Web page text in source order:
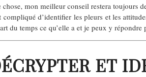
chose, mon meilleur conseil restera toujours
compliqué d’identifier les pleurs et les
du temps ce qu’elle a et je peux y répondre
ET